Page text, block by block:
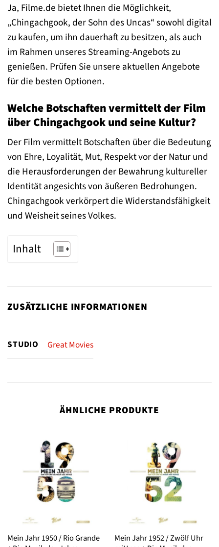
Ja, Filme.de bietet Ihnen die Möglichkeit,
„Chingachgook, der Sohn des Uncas“ sowohl digital
zu kaufen, um ihn dauerhaft zu besitzen, als auch
im Rahmen unseres Streaming-Angebots zu
genießen. Prüfen Sie unsere aktuellen Angebote
für die besten Optionen.
Welche Botschaften vermittelt der Film
über Chingachgook und seine Kultur?
Der Film vermittelt Botschaften über die Bedeutung
von Ehre, Loyalität, Mut, Respekt vor der Natur und
die Herausforderungen der Bewahrung kultureller
Identität angesichts von äußeren Bedrohungen.
Chingachgook verkörpert die Widerstandsfähigkeit
und Weisheit seines Volkes.
Inhalt
ZUSÄTZLICHE INFORMATIONEN
STUDIO Great Movies
ÄHNLICHE PRODUKTE
Mein Jahr 1950 / Rio Grande
Mein Jahr 1952 / Zwölf Uhr